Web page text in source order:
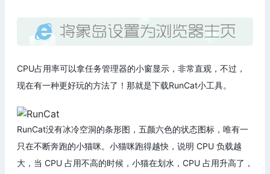
CPU占用率可以拿任务管理器的小窗显示，非常直观，不过，
现在有一种更好玩的方法了！那就是下载RunCat小工具。
RunCat没有冰冷空洞的条形图，五颜六色的状态图标，唯有一
只在不断奔跑的小猫咪。小猫咪跑得越快，说明 CPU 负载越
大，当 CPU 占用不高的时候，小猫在划水，CPU 占用升高了，